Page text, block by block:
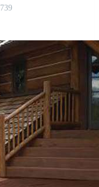
739